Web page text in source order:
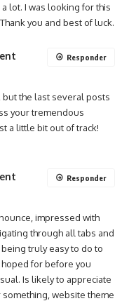
lot. I was looking for this
you and best of luck.
the last several posts
your tremendous
a little bit out of track!
Responder
impressed with
through all tabs and
truly easy to do to
hoped for before you
Is likely to appreciate
website theme
Responder